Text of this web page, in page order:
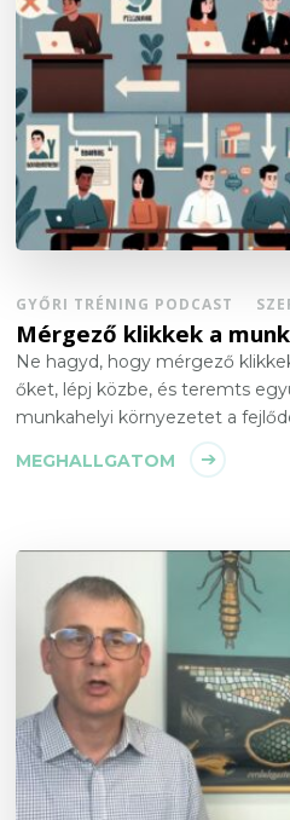
GYŐRI TRÉNING PODCAST
Mérgező klikkek a
Ne hagyd, hogy mérgező
őket, lépj közbe, és teremts
munkahelyi környezetet a
MEGHALLGATOM